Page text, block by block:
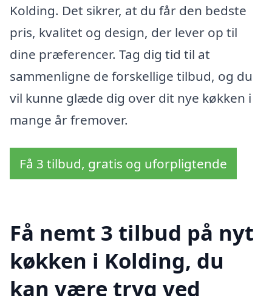
Kolding. Det sikrer, at du får den bedste
pris, kvalitet og design, der lever op til
dine præferencer. Tag dig tid til at
sammenligne de forskellige tilbud, og du
vil kunne glæde dig over dit nye køkken i
mange år fremover.
Få 3 tilbud, gratis og uforpligtende
Få nemt 3 tilbud på nyt
køkken i Kolding, du
kan være tryg ved